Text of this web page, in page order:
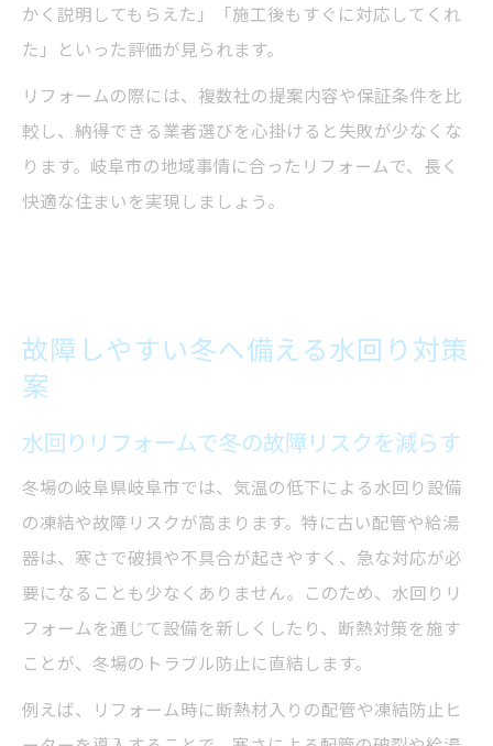
かく説明してもらえた」「施工後もすぐに対応してくれ
た」といった評価が見られます。
リフォームの際には、複数社の提案内容や保証条件を比
較し、納得できる業者選びを心掛けると失敗が少なくな
ります。岐阜市の地域事情に合ったリフォームで、長く
快適な住まいを実現しましょう。
故障しやすい冬へ備える水回り対策
案
水回りリフォームで冬の故障リスクを減らす
冬場の岐阜県岐阜市では、気温の低下による水回り設備
の凍結や故障リスクが高まります。特に古い配管や給湯
器は、寒さで破損や不具合が起きやすく、急な対応が必
要になることも少なくありません。このため、水回りリ
フォームを通じて設備を新しくしたり、断熱対策を施す
ことが、冬場のトラブル防止に直結します。
例えば、リフォーム時に断熱材入りの配管や凍結防止ヒ